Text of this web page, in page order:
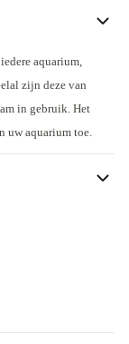
aquarium,
zijn deze van
in gebruik. Het
uw aquarium toe.